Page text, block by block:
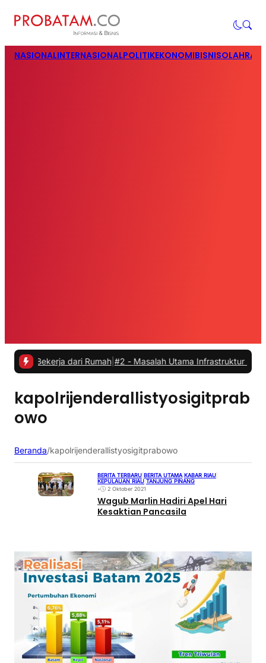
NASIONALINTERNASIONALPOLITIKEKONOMIBISNIS
dari Rumah|#2 -Masalah Utama Infrastruktur Pengisian
kapolrijenderallistyosigitprab
owo
Beranda/kapolrijenderallistyosigitprabowo
BERITA TERBARU BERITA UTAMA KABAR RIAU
KEPULAUAN RIAU TANJUNG PINANG
•
2 Oktober 2021
Wagub Marlin Hadiri Apel Hari
Kesaktian Pancasila